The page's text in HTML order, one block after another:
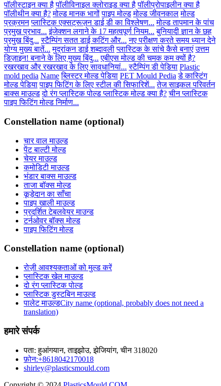
पॉलीस्टाइन क्या है पॉलीविनाइल क्लोराइड क्या है पॉलीप्रोपाइलीन क्या है
पॉलीथीन क्या है? मोल्ड मानक भागों पाइप मोल्ड मोल्ड जीवनकाल मोल्ड
प्रक्रमन प्लास्टिक एक्सट्रूज़न डाई डी का विश्लेषण... मोल्ड तापमान के पांच
प्रमुख प्रभाव... इंजेक्शन लगाने के 17 महत्वपूर्ण नियम... बुनियादी ज्ञान के छह
प्रमुख बिंदु... स्टैम्पिंग सतत डाई कटिंग और... नए परीक्षण करते समय ध्यान देने
योग्य मुख्य बातें... मुद्रांकन डाई शब्दावली प्लास्टिक के सांचे कैसे बनाएं उत्तम
डिज़ाइन! बनाने के लिए मुख्य बिंदु... एबीएस मोल्ड की चमक कम क्यों है?
रखरखाव और रखरखाव के लिए सावधानियां... स्टैम्पिंग डी पेडिया Plastic
mold pedia Name ब्लिस्टर मोल्ड पेडिया PET Mould Pedia डे कास्टिंग
मोल्ड पेडिया पाइप फिटिंग के लिए स्टील की सिफारिशें... तेज साइकल परिवर्तन
बाक्स माउल्ड दो रंग प्लास्टिक पोल्डप्लास्टिक मोल्ड क्या है? चीन प्लास्टिक
पाइप फिटिंग मोल्ड निर्माण...
Constellation name (optional)
चार वाल माउल्ड
पेंट बाल्टी मोल्ड
चेयर माउल्ड
कमोडिटी माउल्ड
भंडार बाक्स माउल्ड
ताजा बॉक्स मोल्ड
कूड़ेदान का साँचा
पाइप खाली माउल्ड
प्रदर्शित टेबलवेयर माउन्ड
टर्नओवर बॉक्स मोल्ड
पाइप फिटिंग मोल्ड
Constellation name (optional)
रोज़ी आवश्यकताओं को मुल्ड करें
प्लास्टिक खेल माउल्ड
दो रंग प्लास्टिक पोल्ड
प्लास्टिक डुस्टबिन माउल्ड
पालेट माउल्डCity name (optional, probably does not need a
translation)
हमारे संपर्क
पता: हुआंगयान, ताइझोउ, झेजियांग, चीन 318020
फ़ोन:+8618042170018
shirley@plasticsmould.com